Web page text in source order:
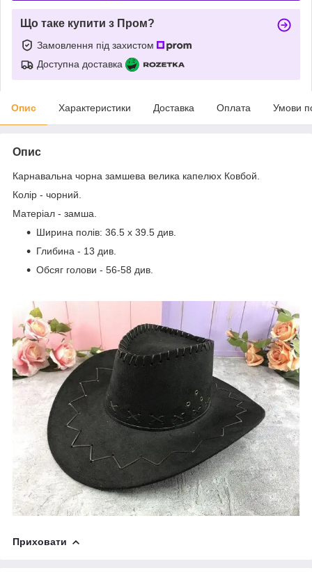
Що таке купити з Пром?
Замовлення під захистом
Доступна доставка
Опис Характеристики Доставка Оплата Умови
Опис
Карнавальна чорна замшева велика капелюх Ковбой.
Колір - чорний.
Матеріал - замша.
Ширина полів: 36.5 х 39.5 див.
Глибина - 13 див.
Обсяг голови - 56-58 див.
Приховати